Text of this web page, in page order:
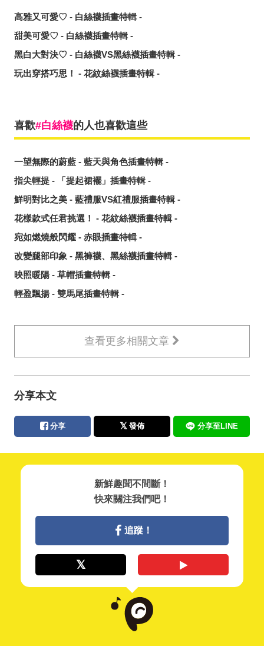
高雅又可愛♡ - 白絲襪插畫特輯 -
甜美可愛♡ - 白絲襪插畫特輯 -
黑白大對決♡ - 白絲襪VS黑絲襪插畫特輯 -
玩出穿搭巧思！ - 花紋絲襪插畫特輯 -
喜歡 白絲襪的人也喜歡這些
一望無際的蔚藍 - 藍天與角色插畫特輯 -
指尖輕提 - 「提起裙襬」插畫特輯 -
鮮明對比之美 - 藍禮服VS紅禮服插畫特輯 -
花樣款式任君挑選！ - 花紋絲襪插畫特輯 -
宛如燃燒般閃耀 - 赤眼插畫特輯 -
改變腿部印象 - 黑褲襪、黑絲襪插畫特輯 -
映照暖陽 - 草帽插畫特輯 -
輕盈飄揚 - 雙馬尾插畫特輯 -
查看更多相關文章
分享本文
分享 發佈 分享至LINE
新鮮趣聞不間斷！
快來關注我們吧！
追蹤！